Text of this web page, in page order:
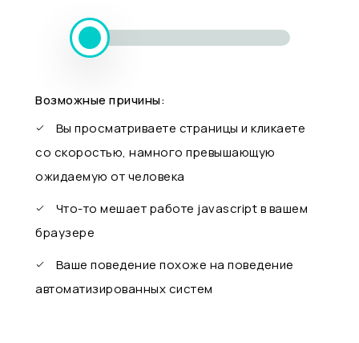
Возможные причины:
Вы просматриваете страницы и кликаете
со скоростью, намного превышающую
ожидаемую от человека
Что-то мешает работе javascript в вашем
браузере
Ваше поведение похоже на поведение
автоматизированных систем